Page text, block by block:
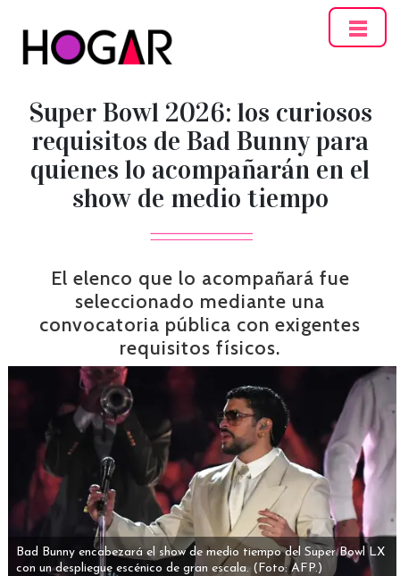
Super Bowl 2026: los curiosos
requisitos de Bad Bunny para
quienes lo acompañarán en el
show de medio tiempo
El elenco que lo acompañará fue
seleccionado mediante una
convocatoria pública con exigentes
requisitos físicos.
Bad Bunny encabezará el show de medio tiempo del Super Bowl LX
con un despliegue escénico de gran escala. (Foto: AFP.)